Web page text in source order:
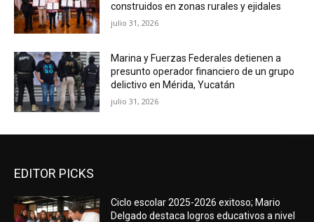
construidos en zonas rurales y ejidales
julio 31, 2026
Marina y Fuerzas Federales detienen a
presunto operador financiero de un grupo
delictivo en Mérida, Yucatán
julio 31, 2026
EDITOR PICKS
Ciclo escolar 2025-2026 exitoso; Mario
Delgado destaca logros educativos a nivel